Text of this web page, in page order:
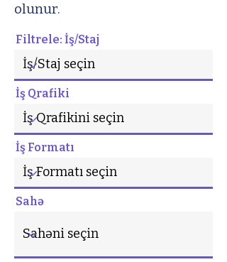
olunur.
Filtrele: İş/Staj
İş Qrafiki
İş Formatı
Sahə